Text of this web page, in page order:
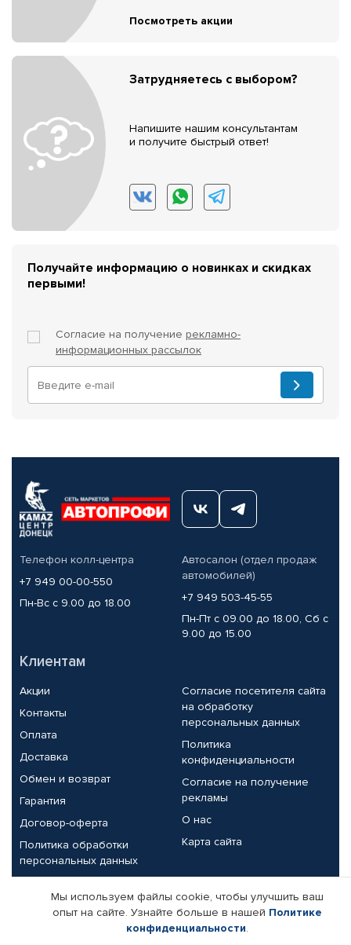
Посмотреть акции
Затрудняетесь с выбором?
Напишите нашим консультантам
и получите быстрый ответ!
Получайте информацию о новинках и скидках
первыми!
Согласие на получение рекламно-
информационных рассылок
Телефон колл-центра
+7 949 00-00-550
Пн-Вс с 9.00 до 18.00
Автосалон (отдел продаж
автомобилей)
+7 949 503-45-55
Пн-Пт с 09.00 до 18.00, Сб с
9.00 до 15.00
Клиентам
Акции
Контакты
Оплата
Доставка
Обмен и возврат
Гарантия
Договор-оферта
Политика обработки
персональных данных
Согласие посетителя сайта
на обработку
персональных данных
Политика
конфиденциальности
Согласие на получение
рекламы
О нас
Карта сайта
Партнерам
Корпоративным клиентам
Реквизиты компании
Мы используем файлы cookie, чтобы улучшить ваш
опыт на сайте. Узнайте больше в нашей Политике
конфиденциальности.